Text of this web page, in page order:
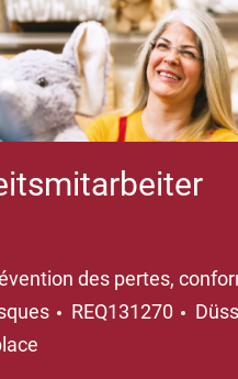
des pertes,
REQ131270